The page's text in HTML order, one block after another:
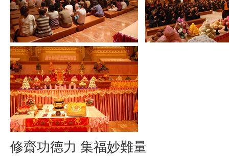
修齋功德力 集福妙難量